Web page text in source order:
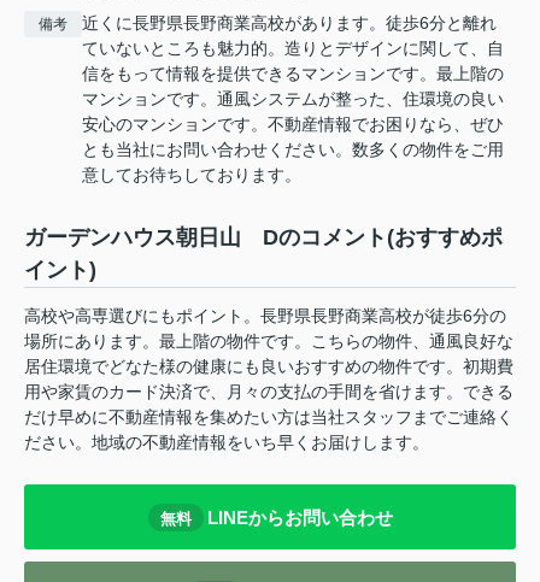
備考
近くに長野県長野商業高校があります。徒歩6分と離れ
ていないところも魅力的。造りとデザインに関して、自
信をもって情報を提供できるマンションです。最上階の
マンションです。通風システムが整った、住環境の良い
安心のマンションです。不動産情報でお困りなら、ぜひ
とも当社にお問い合わせください。数多くの物件をご用
意してお待ちしております。
ガーデンハウス朝日山 Dのコメント(おすすめポ
イント)
高校や高専選びにもポイント。長野県長野商業高校が徒歩6分の
場所にあります。最上階の物件です。こちらの物件、通風良好な
居住環境でどなた様の健康にも良いおすすめの物件です。初期費
用や家賃のカード決済で、月々の支払の手間を省けます。できる
だけ早めに不動産情報を集めたい方は当社スタッフまでご連絡く
ださい。地域の不動産情報をいち早くお届けします。
無料 LINEからお問い合わせ